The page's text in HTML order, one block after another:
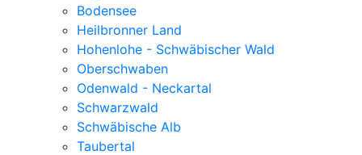
Bodensee
Heilbronner Land
Hohenlohe - Schwäbischer Wald
Oberschwaben
Odenwald - Neckartal
Schwarzwald
Schwäbische Alb
Taubertal